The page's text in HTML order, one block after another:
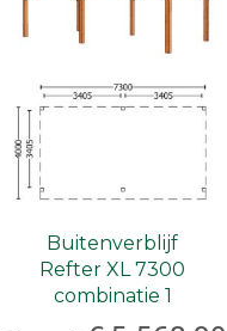
Buitenverblijf
Refter XL 7300
combinatie 1